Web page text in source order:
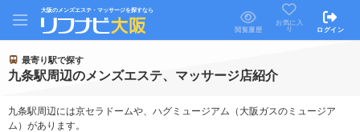
大阪のメンズエステ・マッサージを探すなら
閲覧履歴
お気に入
り
ログイン
最寄り駅で探す
九条駅周辺のメンズエステ、マッサージ店紹介
九条駅周辺には京セラドームや、ハグミュージアム（大阪ガスのミュージア
ム）があります。